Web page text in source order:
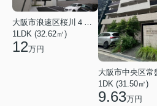
大阪市浪速区桜川４丁目
1LDK (32.62㎡)
12万円
1DK (31.50㎡)
9.63万円